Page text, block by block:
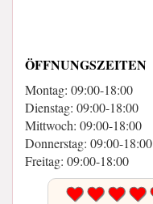
ÖFFNUNGSZEITEN
Montag: 09:00-18:00
Dienstag: 09:00-18:00
Mittwoch: 09:00-18:00
Donnerstag: 09:00-18:00
Freitag: 09:00-18:00